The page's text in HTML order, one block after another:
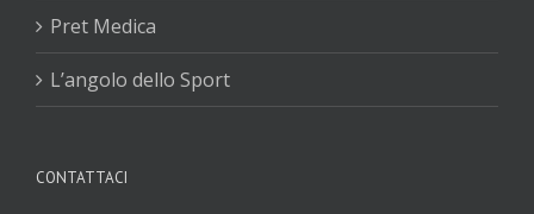
Pret Medica
L’angolo dello Sport
CONTATTACI